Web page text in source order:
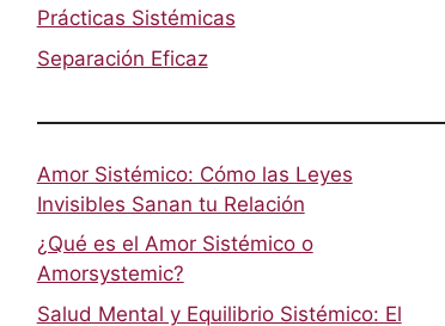
Prácticas Sistémicas
Separación Eficaz
Amor Sistémico: Cómo las Leyes
Invisibles Sanan tu Relación
¿Qué es el Amor Sistémico o
Amorsystemic?
Salud Mental y Equilibrio Sistémico: El